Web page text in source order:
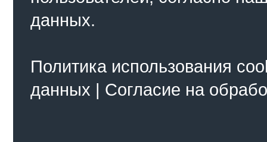
данных.
Политика использования
данных | Согласие на